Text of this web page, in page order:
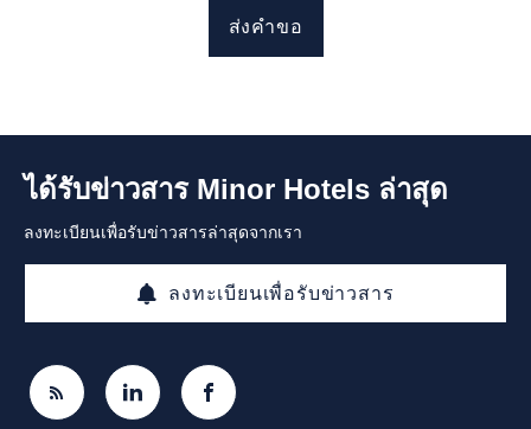
ส่งคำขอ
ได้รับข่าวสาร Minor Hotels ล่าสุด
ลงทะเบียนเพื่อรับข่าวสารล่าสุดจากเรา
ลงทะเบียนเพื่อรับข่าวสาร